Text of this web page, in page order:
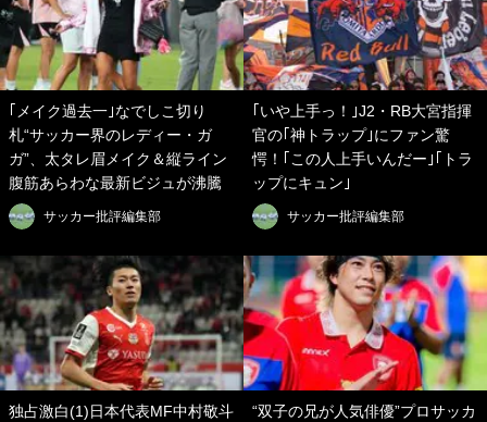
｢メイク過去一｣なでしこ切り
札“サッカー界のレディー・ガ
ガ”、太タレ眉メイク＆縦ライン
腹筋あらわな最新ビジュが沸騰
サッカー批評編集部
｢いや上手っ！｣J2・RB大宮指揮
官の｢神トラップ｣にファン驚
愕！｢この人上手いんだー｣｢トラ
ップにキュン｣
サッカー批評編集部
独占激白(1)日本代表MF中村敬斗
“双子の兄が人気俳優”プロサッカ